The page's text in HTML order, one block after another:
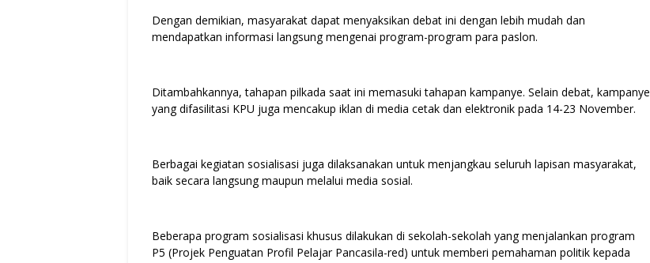
Dengan demikian, masyarakat dapat menyaksikan debat ini dengan lebih mudah dan
mendapatkan informasi langsung mengenai program-program para paslon.
Ditambahkannya, tahapan pilkada saat ini memasuki tahapan kampanye. Selain debat, kampanye
yang difasilitasi KPU juga mencakup iklan di media cetak dan elektronik pada 14-23 November.
Berbagai kegiatan sosialisasi juga dilaksanakan untuk menjangkau seluruh lapisan masyarakat,
baik secara langsung maupun melalui media sosial.
Beberapa program sosialisasi khusus dilakukan di sekolah-sekolah yang menjalankan program
P5 (Projek Penguatan Profil Pelajar Pancasila-red) untuk memberi pemahaman politik kepada